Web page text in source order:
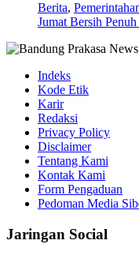
Berita,
Jumat Bersih
Indeks
Kode Etik
Karir
Redaksi
Privacy Policy
Disclaimer
Tentang Kami
Kontak Kami
Form Pengaduan
Pedoman Media
Jaringan Social